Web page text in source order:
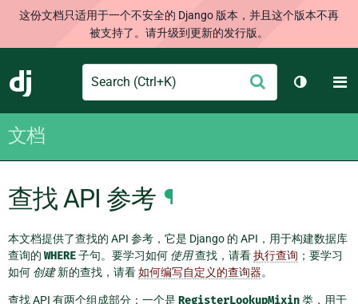
这份文档只适用于一个不安全的 Django 版本，并且这个版本不再
被支持了。请升级到更新的发行版。
Django
Search
交
切换主
文档
查找 API 参考 ¶
本文档提供了查找的 API 参考，它是 Django 的 API，用于构建数据库
查询的 WHERE子句。要学习如何 使用查找，请看执行查询 ；要学习
如何 创建新的查找，请看如何编写自定义的查询器。
查找 API 有两个组成部分：一个是 RegisterLookupMixin类，用于